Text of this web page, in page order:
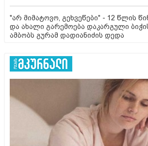
"არ მიმატოვო, გეხვეწები" - 12 წლის
და ახალი გარემოება დაკარგული
ამბობს გურამ დადიანიძის დედა